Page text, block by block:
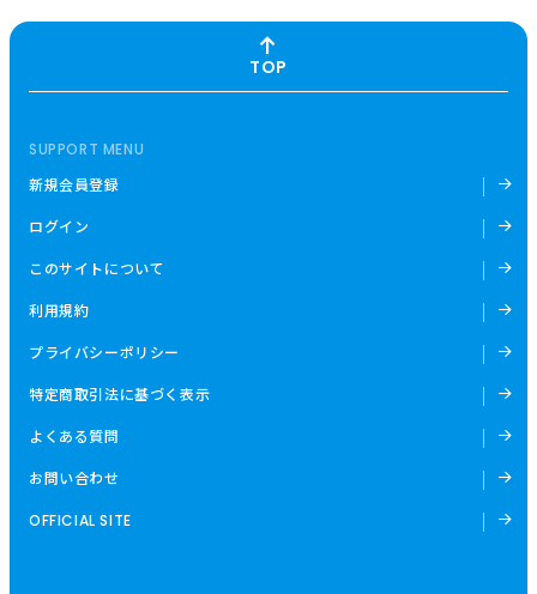
TOP
SUPPORT MENU
新規会員登録
ログイン
このサイトについて
利用規約
プライバシーポリシー
特定商取引法に基づく表示
よくある質問
お問い合わせ
OFFICIAL SITE